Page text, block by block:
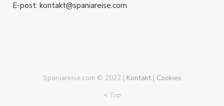
E-post: kontakt@spaniareise.com
Spaniareise.com © 2022 | Kontakt| Cookies
Top